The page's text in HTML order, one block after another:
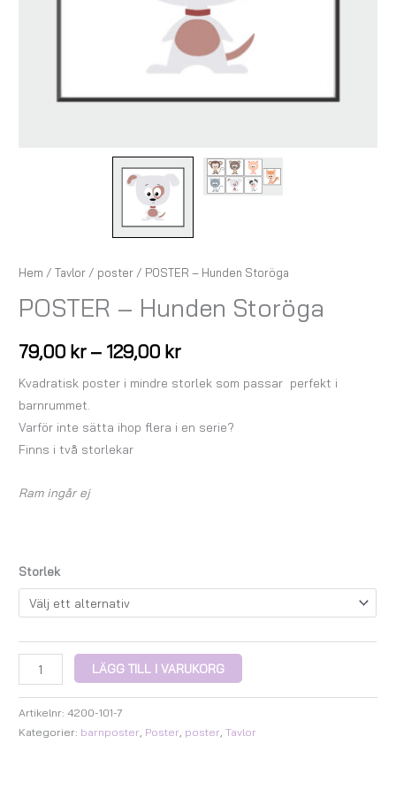
Hem /Tavlor / poster / POSTER – Hunden Storöga
POSTER – Hunden Storöga
79,00 kr – 129,00 kr
Kvadratisk poster i mindre storlek som passar perfekt i
barnrummet.
Varför inte sätta ihop flera i en serie?
Finns i två storlekar
Ram ingår ej
Storlek
LÄGG TILL I VARUKORG
Artikelnr:4200-101-7
Kategorier: barnposter, Poster, poster,Tavlor